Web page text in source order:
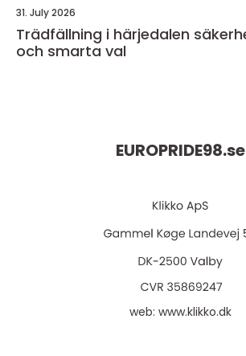
31. July 2026
Trädfällning i härjedalen säkerhet, planering
och smarta val
EUROPRIDE98.se
web: www.klikko.dk